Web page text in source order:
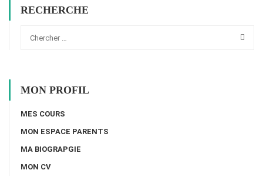
RECHERCHE
MON PROFIL
MES COURS
MON ESPACE PARENTS
MA BIOGRAPGIE
MON CV